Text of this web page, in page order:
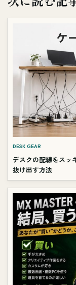
DESK GEAR
デスクの配線をスッ
抜け出す方法